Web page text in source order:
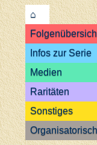
⌂
Infos zur Serie
Medien
Raritäten
Sonstiges